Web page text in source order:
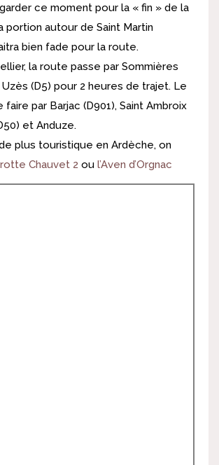
ce moment pour la « fin » de la
portion autour de Saint Martin
bien fade pour la route.
la route passe par Sommières
Uzès (D5) pour 2 heures de trajet. Le
par Barjac (D901), Saint Ambroix
et Anduze.
plus touristique en Ardèche, on
Chauvet 2 ou l’Aven d’Orgnac